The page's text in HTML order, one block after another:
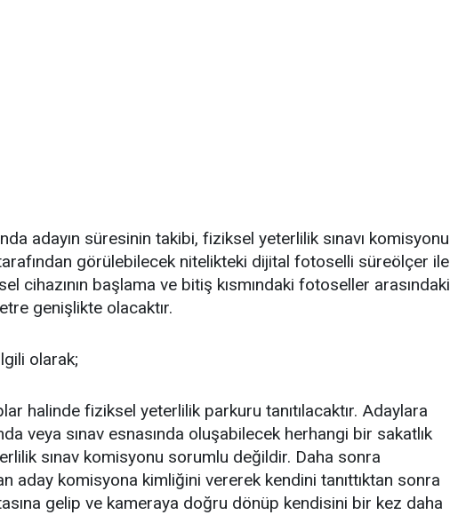
adayın süresinin takibi, fiziksel yeterlilik sınavı komisyonu
görülebilecek nitelikteki dijital fotoselli süreölçer ile
cihazının başlama ve bitiş kısmındaki fotoseller arasındaki
genişlikte olacaktır.
olarak;
halinde fiziksel yeterlilik parkuru tanıtılacaktır. Adaylara
veya sınav esnasında oluşabilecek herhangi bir sakatlık
sınav komisyonu sorumlu değildir. Daha sonra
aday komisyona kimliğini vererek kendini tanıttıktan sonra
gelip ve kameraya doğru dönüp kendisini bir kez daha